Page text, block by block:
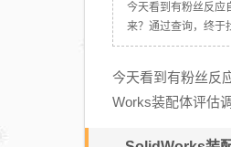
今天看到有粉丝反应
来？通过查询，终于
今天看到有粉丝反
Works装配体评估